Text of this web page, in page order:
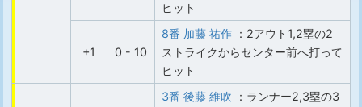
ヒット
+1 0 - 10
8番 加藤 祐作 ：2アウト1,2塁の2
ストライクからセンター前へ打って
ヒット
3番 後藤 維吹 ：ランナー2,3塁の3